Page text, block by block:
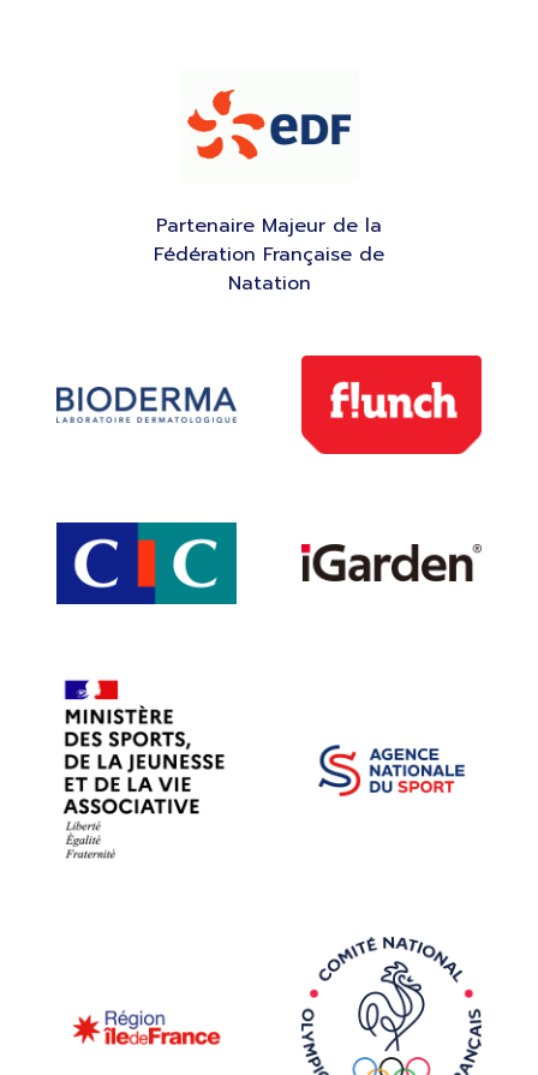
Partenaire Majeur de la
Fédération Française de
Natation